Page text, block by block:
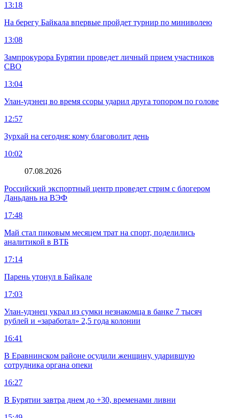
13:18
На берегу Байкала впервые пройдет турнир по миниволею
13:08
Зампрокурора Бурятии проведет личный прием участников
СВО
13:04
Улан-удэнец во время ссоры ударил друга топором по голове
12:57
Зурхай на сегодня: кому благоволит день
10:02
07.08.2026
Российский экспортный центр проведет стрим с блогером
Даньдань на ВЭФ
17:48
Май стал пиковым месяцем трат на спорт, поделились
аналитикой в ВТБ
17:14
Парень утонул в Байкале
17:03
Улан-удэнец украл из сумки незнакомца в банке 7 тысяч
рублей и «заработал» 2,5 года колонии
16:41
В Еравнинском районе осудили женщину, ударившую
сотрудника органа опеки
16:27
В Бурятии завтра днем до +30, временами ливни